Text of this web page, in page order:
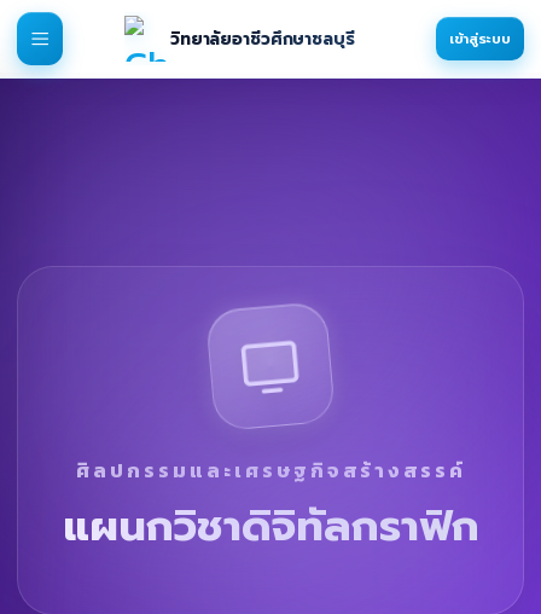
วิทยาลัยอาชีวศึกษาชลบุรี เข้าสู่ระบบ
ศิลปกรรมและเศรษฐกิจสร้างสรรค์
แผนกวิชาดิจิทัลกราฟิก